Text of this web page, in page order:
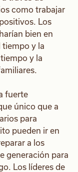
como trabajar
Los
bien en
tiempo y la
y la
fuerte
único que a
para
pueden ir en
a los
generación para
Los líderes de